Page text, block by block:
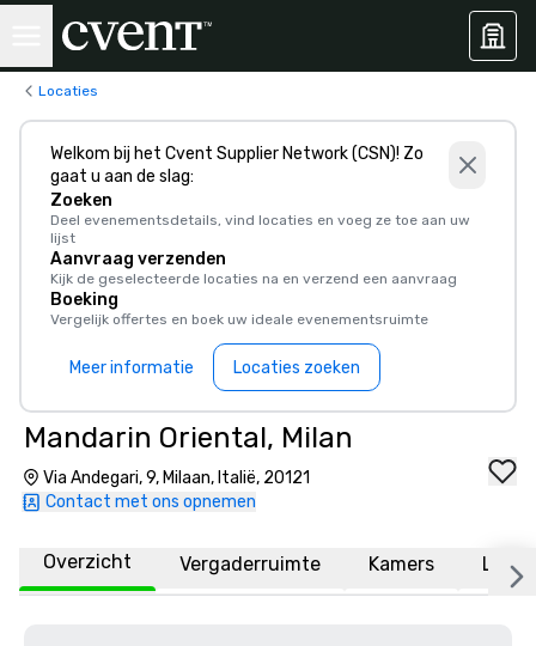
Locaties
Welkom bij het Cvent Supplier Network (CSN)! Zo
gaat u aan de slag:
Zoeken
Deel evenementsdetails, vind locaties en voeg ze toe aan uw
lijst
Aanvraag verzenden
Kijk de geselecteerde locaties na en verzend een aanvraag
Boeking
Vergelijk offertes en boek uw ideale evenementsruimte
Meer informatie Locaties zoeken
Mandarin Oriental, Milan
Via Andegari, 9, Milaan, Italië, 20121
Contact met ons opnemen
Overzicht Vergaderruimte Kamers